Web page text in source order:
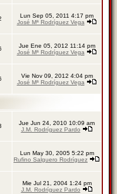
Lun Sep 05, 2011 4:17 pm
José Mª Rodríguez Vega
Jue Ene 05, 2012 11:14 pm
José Mª Rodríguez Vega
Vie Nov 09, 2012 4:04 pm
José Mª Rodríguez Vega
Jue Jun 24, 2010 10:09 am
J.M. Rodríguez Pardo
Lun May 30, 2005 5:22 pm
Rufino Salguero Rodríguez
Mie Jul 21, 2004 1:24 pm
J.M. Rodríguez Pardo